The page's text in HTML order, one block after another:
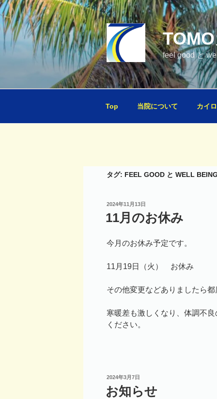
コ
ン
テ
ツ
キ
feel good と
Top 当院について カイ
タグ: FEEL GOOD と WELL
投
2024年11月13日
11月のお休み
今月のお休み予定です。
11月19日（火） お休み
その他変更などありましたら都
寒暖差も激しくなり、体調不
ください。
投
日:
2024年3月7日
お知らせ